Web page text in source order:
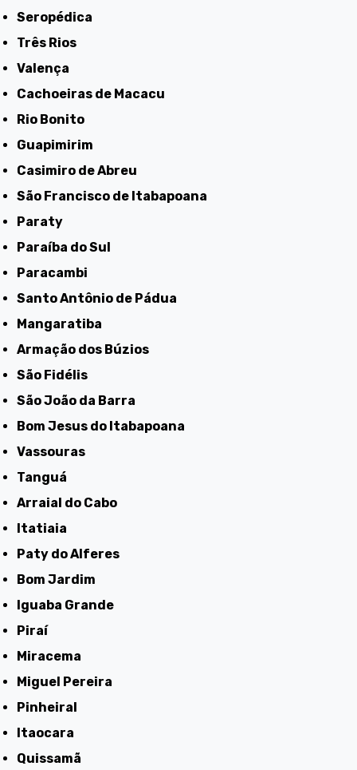
Seropédica
Três Rios
Valença
Cachoeiras de Macacu
Rio Bonito
Guapimirim
Casimiro de Abreu
São Francisco de Itabapoana
Paraty
Paraíba do Sul
Paracambi
Santo Antônio de Pádua
Mangaratiba
Armação dos Búzios
São Fidélis
São João da Barra
Bom Jesus do Itabapoana
Vassouras
Tanguá
Arraial do Cabo
Itatiaia
Paty do Alferes
Bom Jardim
Iguaba Grande
Piraí
Miracema
Miguel Pereira
Pinheiral
Itaocara
Quissamã